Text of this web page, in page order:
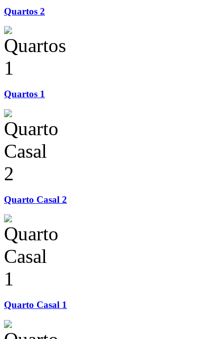
Quartos 2
Quartos 1
Quarto Casal 2
Quarto Casal 1